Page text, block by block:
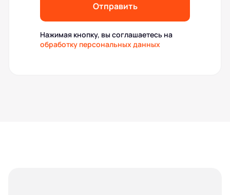
Отправить
Нажимая кнопку, вы соглашаетесь на
обработку персональных данных